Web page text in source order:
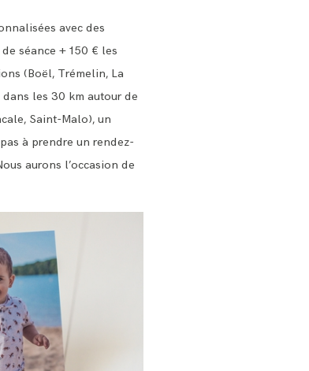
avec des
séance + 150 € les
(Boël, Trémelin, La
dans les 30 km autour de
Saint-Malo), un
pas à prendre un rendez-
aurons l’occasion de